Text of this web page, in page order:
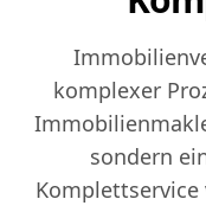
komplexer
sondern